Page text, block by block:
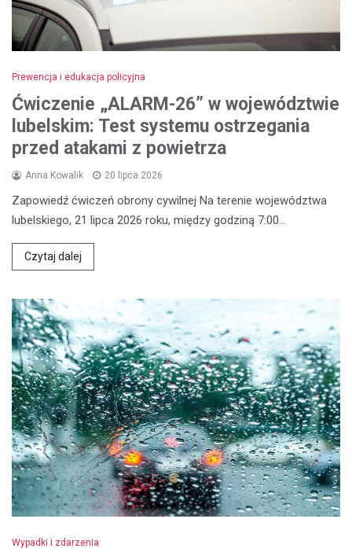
Prewencja i edukacja policyjna
Ćwiczenie „ALARM-26” w województwie
lubelskim: Test systemu ostrzegania
przed atakami z powietrza
Anna Kowalik 20 lipca 2026
Zapowiedź ćwiczeń obrony cywilnej Na terenie województwa
lubelskiego, 21 lipca 2026 roku, między godziną 7:00…
Czytaj dalej
Wypadki i zdarzenia